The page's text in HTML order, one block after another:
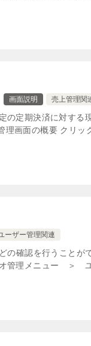
画面説明 売上管理関
定期決済に対する
理画面の概要 クリ
ーザー管理関連
の確認を行うこと
オ管理メニュー ＞